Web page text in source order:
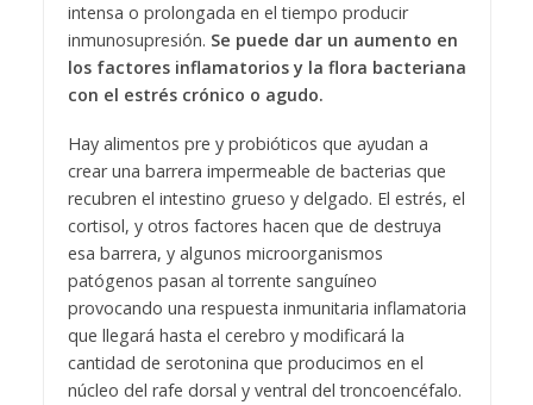
intensa o prolongada en el tiempo producir
inmunosupresión. Se puede dar un aumento en
los factores inflamatorios y la flora bacteriana
con el estrés crónico o agudo.
Hay alimentos pre y probióticos que ayudan a
crear una barrera impermeable de bacterias que
recubren el intestino grueso y delgado. El estrés, el
cortisol, y otros factores hacen que de destruya
esa barrera, y algunos microorganismos
patógenos pasan al torrente sanguíneo
provocando una respuesta inmunitaria inflamatoria
que llegará hasta el cerebro y modificará la
cantidad de serotonina que producimos en el
núcleo del rafe dorsal y ventral del troncoencéfalo.